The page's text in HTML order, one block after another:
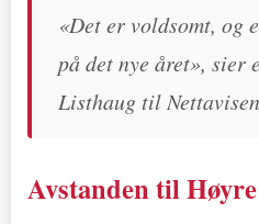
«Det er voldsomt, og
på det nye året», sier
Listhaug til
Avstanden til Høyre